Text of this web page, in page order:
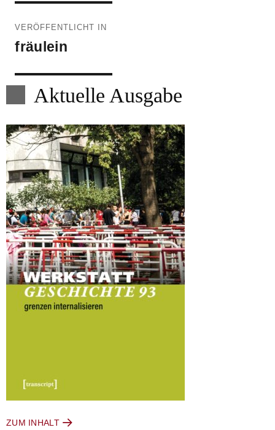
VERÖFFENTLICHT IN
fräulein
Aktuelle Ausgabe
ZUM INHALT